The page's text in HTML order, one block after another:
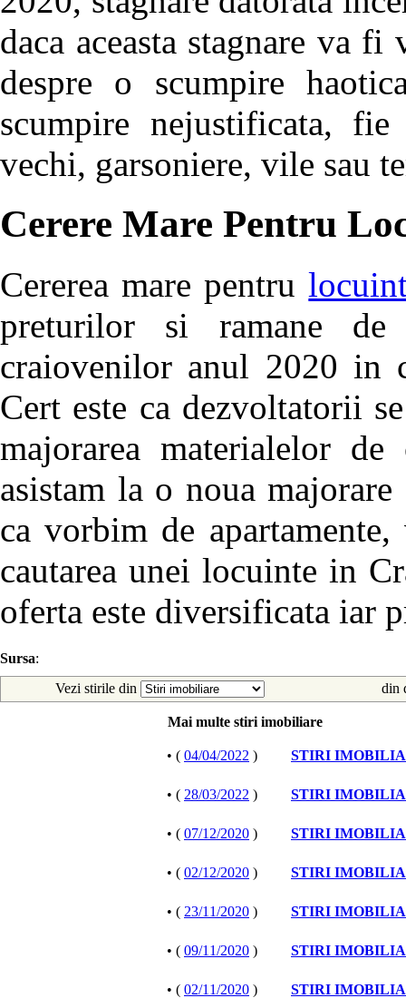
daca aceasta stagnare va
despre o scumpire
scumpire nejustificata,
vechi, garsoniere, vile sau
Cerere Mare Pentru
Cererea mare pentru
preturilor si ramane
craiovenilor anul 2020 in
Cert este ca dezvoltatorii
majorarea materialelor
asistam la o noua
ca vorbim de
cautarea unei locuinte in
oferta este diversificata iar
Sursa:
Vezi stirile din
din
Mai multe stiri imobiliare
• ( 04/04/2022 ) STIRI
• ( 28/03/2022 ) STIRI
• ( 07/12/2020 ) STIRI
• ( 02/12/2020 ) STIRI
• ( 23/11/2020 ) STIRI
• ( 09/11/2020 ) STIRI
• ( 02/11/2020 )
STIRI